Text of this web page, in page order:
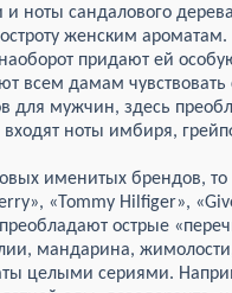
и ноты сандалового
женским
придают ей
всем дамам
для мужчин, здесь
ноты имбиря,
именитых брендов, то
«Tommy Hilfiger»,
острые
мандарина,
целыми сериями.